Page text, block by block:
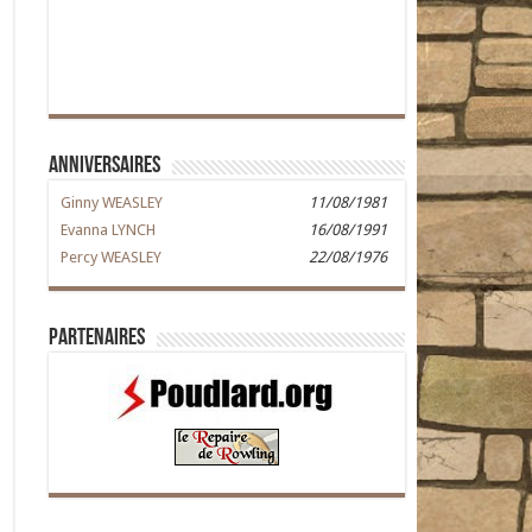
Anniversaires
Ginny WEASLEY
11/08/1981
Evanna LYNCH
16/08/1991
Percy WEASLEY
22/08/1976
Partenaires